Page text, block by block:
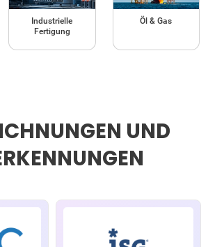
Industrielle
Fertigung
Öl & Gas
UND